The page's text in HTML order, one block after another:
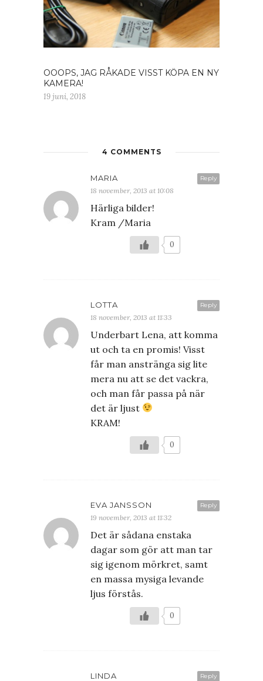
OOOPS, JAG RÅKADE VISST KÖPA EN NY
KAMERA!
19 juni, 2018
4 COMMENTS
Reply
MARIA
18 november, 2013 at 10:08
Härliga bilder!
Kram /Maria
0
Reply
LOTTA
18 november, 2013 at 11:33
Underbart Lena, att komma
ut och ta en promis! Visst
får man anstränga sig lite
mera nu att se det vackra,
och man får passa på när
det är ljust
KRAM!
0
Reply
EVA JANSSON
19 november, 2013 at 11:32
Det är sådana enstaka
dagar som gör att man tar
sig igenom mörkret, samt
en massa mysiga levande
ljus förstås.
0
Reply
LINDA